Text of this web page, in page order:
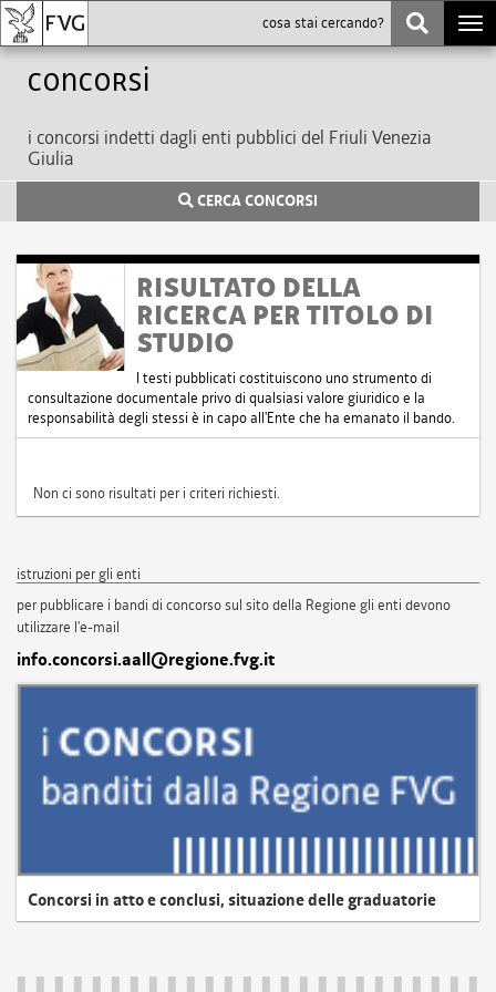
Concorsi
i concorsi indetti dagli enti pubblici del Friuli Venezia
Giulia
CERCA CONCORSI
RISULTATO DELLA
RICERCA PER TITOLO DI
STUDIO
I testi pubblicati costituiscono uno strumento di
consultazione documentale privo di qualsiasi valore giuridico e la
responsabilità degli stessi è in capo all'Ente che ha emanato il bando.
Non ci sono risultati per i criteri richiesti.
istruzioni per gli enti
per pubblicare i bandi di concorso sul sito della Regione gli enti devono
utilizzare l'e-mail
info.concorsi.aall@regione.fvg.it
Concorsi in atto e conclusi, situazione delle graduatorie